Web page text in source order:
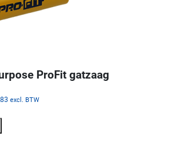
ProFit gatzaag
excl. BTW